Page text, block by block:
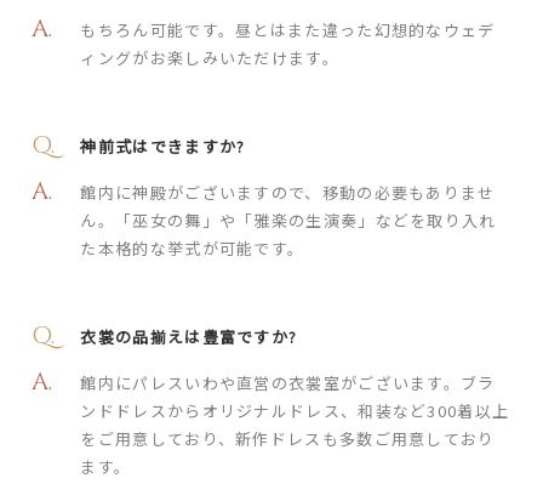
もちろん可能です。昼とはまた違った幻想的なウェデ
ィングがお楽しみいただけます。
神前式はできますか?
館内に神殿がございますので、移動の必要もありませ
ん。「巫女の舞」や「雅楽の生演奏」などを取り入れ
た本格的な挙式が可能です。
衣裳の品揃えは豊富ですか?
館内にパレスいわや直営の衣裳室がございます。ブラ
ンドドレスからオリジナルドレス、和装など300着以上
をご用意しており、新作ドレスも多数ご用意しており
ます。